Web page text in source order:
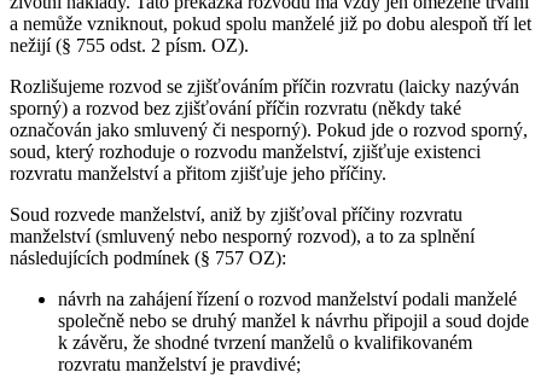
a nemůže vzniknout, pokud spolu manželé již po dobu alespoň tří let
nežijí (§ 755 odst. 2 písm. OZ).
Rozlišujeme rozvod se zjišťováním příčin rozvratu (laicky nazýván
sporný) a rozvod bez zjišťování příčin rozvratu (někdy také
označován jako smluvený či nesporný). Pokud jde o rozvod sporný,
soud, který rozhoduje o rozvodu manželství, zjišťuje existenci
rozvratu manželství a přitom zjišťuje jeho příčiny.
Soud rozvede manželství, aniž by zjišťoval příčiny rozvratu
manželství (smluvený nebo nesporný rozvod), a to za splnění
následujících podmínek (§ 757 OZ):
návrh na zahájení řízení o rozvod manželství podali manželé
společně nebo se druhý manžel k návrhu připojil a soud dojde
k závěru, že shodné tvrzení manželů o kvalifikovaném
rozvratu manželství je pravdivé;